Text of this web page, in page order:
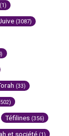
(1)
(3087)
(33)
Téfilines (356)
et société (1)